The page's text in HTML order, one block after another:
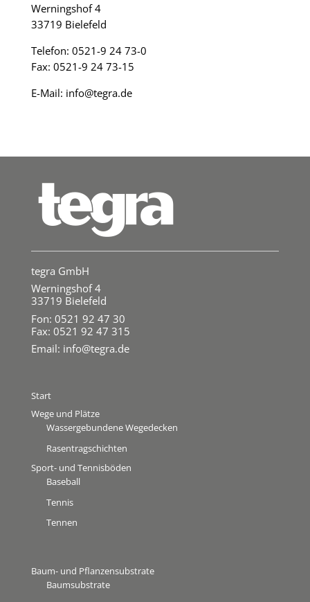
Werningshof 4
33719 Bielefeld
Telefon: 0521-9 24 73-0
Fax: 0521-9 24 73-15
E-Mail: info@tegra.de
tegra GmbH
Werningshof 4
33719 Bielefeld
Fon: 0521 92 47 30
Fax: 0521 92 47 315
Email: info@tegra.de
Start
Wege und Plätze
Wassergebundene Wegedecken
Rasentragschichten
Sport- und Tennisböden
Baseball
Tennis
Tennen
Baum- und Pflanzensubstrate
Baumsubstrate